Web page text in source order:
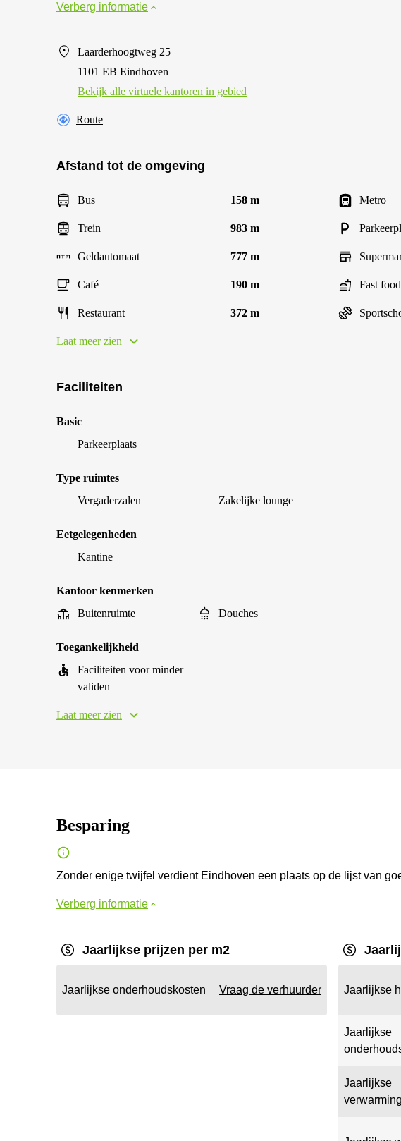
Verberg informatie
Laarderhoogtweg 25
1101 EB Eindhoven
Bekijk alle virtuele kantoren in gebied
Route
Afstand tot de omgeving
Bus 158 m Metro
Trein 983 m
Geldautomaat 777 m
Café 190 m Fast food
Restaurant 372 m
Laat meer zien
Faciliteiten
Basic
Parkeerplaats
Type ruimtes
Vergaderzalen
Zakelijke lounge
Eetgelegenheden
Kantine
Kantoor kenmerken
Buitenruimte
Douches
Toegankelijkheid
Faciliteiten voor minder
validen
Laat meer zien
Besparing
Zonder enige twijfel verdient Eindhoven een plaats op de lijst van
Verberg informatie
Jaarlijkse prijzen per m2
Jaarlijkse onderhoudskosten Vraag de verhuurder Jaarlijkse
Jaarlijkse
Jaarlijkse